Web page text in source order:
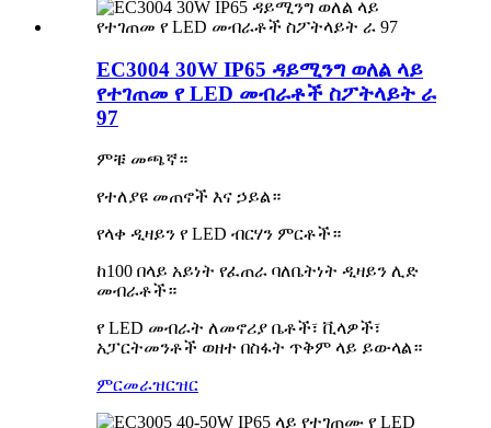
EC3004 30W IP65 ዳይሚንግ ወለል ላይ
የተገጠመ የ LED መብራቶች ስፖትላይት ራ
97
ምቹ መጫኛ።
የተለያዩ መጠኖች እና ኃይል።
የላቀ ዲዛይን የ LED ብርሃን ምርቶች።
ከ100 በላይ አይነት የፈጠራ ባለቤትነት ዲዛይን ሊድ
መብራቶች።
የ LED መብራት ለመኖሪያ ቤቶች፣ ቪላዎች፣
አፓርትመንቶች ወዘተ በስፋት ጥቅም ላይ ይውላል።
ምርመራዝርዝር